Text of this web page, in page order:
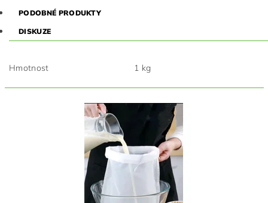
PODOBNÉ PRODUKTY
DISKUZE
Hmotnost 1 kg